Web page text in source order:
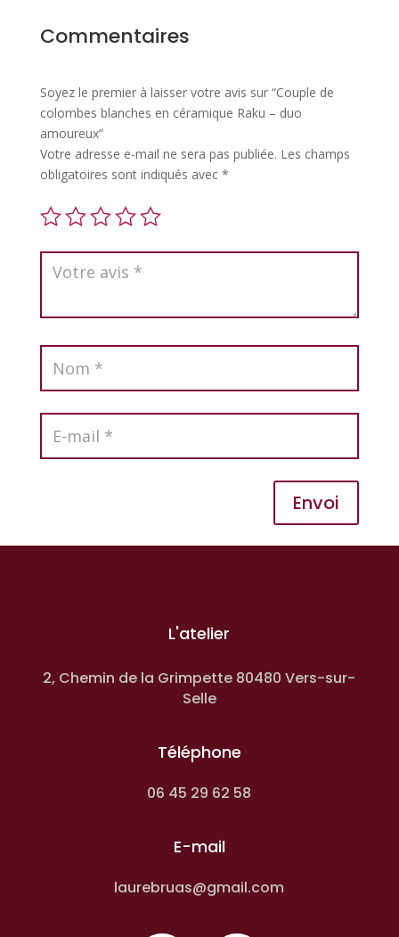
Commentaires
Soyez le premier à laisser votre avis sur “Couple de
colombes blanches en céramique Raku – duo
amoureux”
Votre adresse e-mail ne sera pas publiée. Les champs
obligatoires sont indiqués avec *
Envoi
L'atelier
2, Chemin de la Grimpette 80480 Vers-sur-
Selle
Téléphone
06 45 29 62 58
E-mail
laurebruas@gmail.com